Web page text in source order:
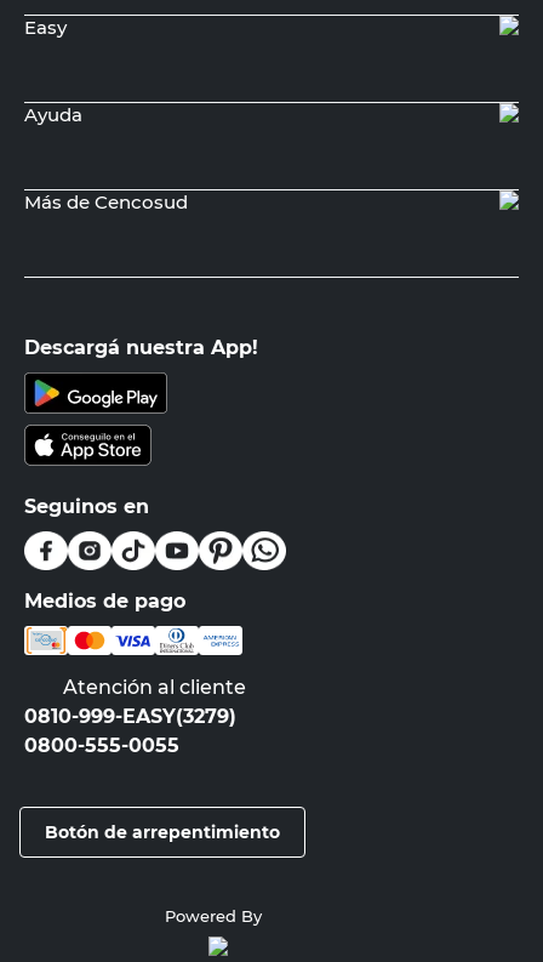
Easy
Ayuda
Más de Cencosud
Descargá nuestra App!
Seguinos en
Medios de pago
Atención al cliente
0810-999-EASY(3279)
0800-555-0055
Botón de arrepentimiento
Powered By